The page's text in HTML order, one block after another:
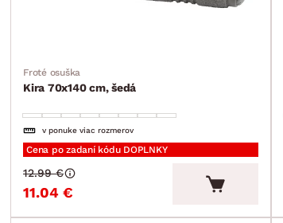
Froté osuška
Kira 70x140 cm, šedá
v ponuke viac rozmerov
Cena po zadaní kódu DOPLNKY
11.04 €
12.99 €